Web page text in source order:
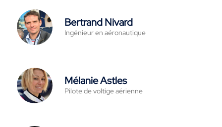
Bertrand Nivard
Ingénieur en aéronautique
Mélanie Astles
Pilote de voltige aérienne